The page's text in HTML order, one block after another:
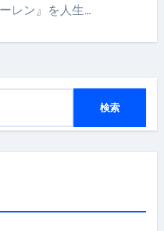
ーレン』を人生…